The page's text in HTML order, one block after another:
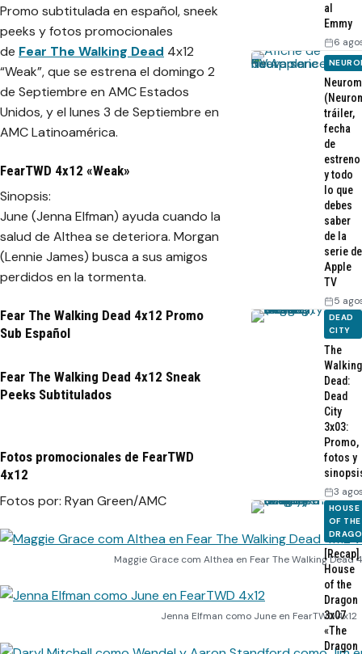
Promo subtitulada en español, sneek
peeks y fotos promocionales
de Fear The Walking Dead 4x12
“Weak”, que se estrena el domingo 2
de Septiembre en AMC Estados
Unidos, y el lunes 3 de Septiembre en
AMC Latinoamérica.
FearTWD 4x12 «Weak»
Sinopsis:
June (Jenna Elfman) ayuda cuando la
salud de Althea se deteriora. Morgan
(Lennie James) busca a sus amigos
perdidos en la tormenta.
Fear The Walking Dead 4x12 Promo
Sub Español
Fear The Walking Dead 4x12 Sneak
Peeks Subtitulados
Fotos promocionales de FearTWD
4x12
Fotos por: Ryan Green/AMC
Maggie Grace com Althea en Fear The Walking Dead
Jenna Elfman como June en FearTWD 4x12
al
Emmy
6
tráiler,
fecha
de
estreno
y todo
lo que
debes
saber
de la
serie de
Apple
TV
5
DEAD
CITY
The
Walking
Dead:
Dead
City
3x03:
Promo,
fotos y
3
HOUSE
OF THE
[Recap]
House
of the
Dragon
3x07
«The
Dragon